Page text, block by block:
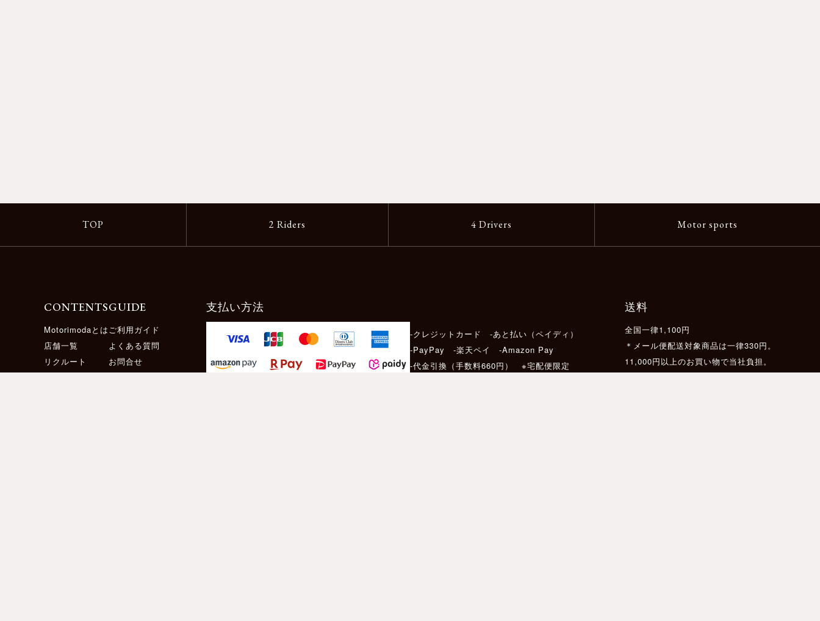
TOP 2 Riders 4 Drivers Motor sports
CONTENTS
Motorimodaとは
店舗一覧
リクルート
GUIDE
ご利用ガイド
よくある質問
お問合せ
支払い方法
-クレジットカード -あと払い（ペイディ）
-PayPay -楽天ペイ -Amazon Pay
-代金引換（手数料660円） ※宅配便限定
送料
全国一律1,100円
＊メール便配送対象商品は一律330円。
11,000円以上のお買い物で当社負担。